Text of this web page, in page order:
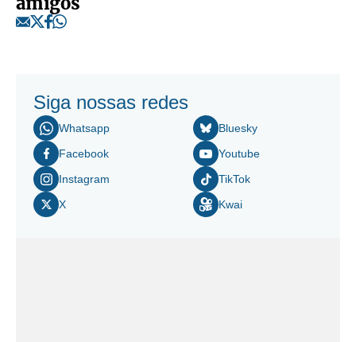
Siga nossas redes
Whatsapp
Facebook
Instagram
X
Bluesky
Youtube
TikTok
Kwai